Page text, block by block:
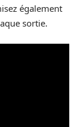
également
sortie.